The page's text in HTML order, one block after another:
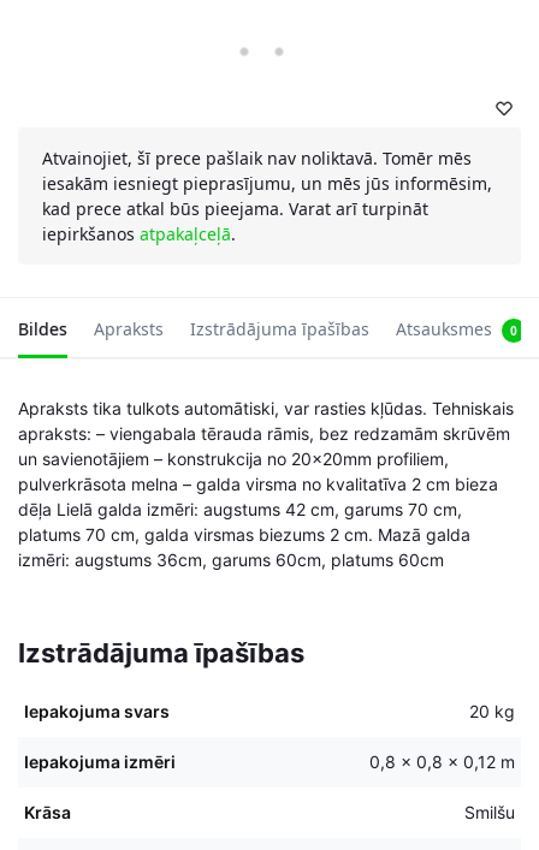
Atvainojiet, šī prece pašlaik nav noliktavā. Tomēr mēs
iesakām iesniegt pieprasījumu, un mēs jūs informēsim,
kad prece atkal būs pieejama. Varat arī turpināt
iepirkšanos atpakaļceļā.
Bildes Apraksts Izstrādājuma īpašības Atsauksmes 0
Apraksts tika tulkots automātiski, var rasties kļūdas. Tehniskais
apraksts: – viengabala tērauda rāmis, bez redzamām skrūvēm
un savienotājiem – konstrukcija no 20x20mm profiliem,
pulverkrāsota melna – galda virsma no kvalitatīva 2 cm bieza
dēļa Lielā galda izmēri: augstums 42 cm, garums 70 cm,
platums 70 cm, galda virsmas biezums 2 cm. Mazā galda
izmēri: augstums 36cm, garums 60cm, platums 60cm
Izstrādājuma īpašības
Iepakojuma svars 20 kg
Iepakojuma izmēri 0,8 × 0,8 × 0,12 m
Krāsa Smilšu